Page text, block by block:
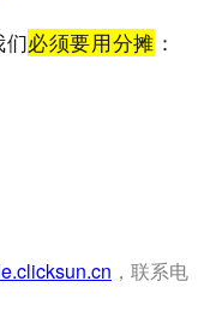
们必须要用分摊 ：
，联系电